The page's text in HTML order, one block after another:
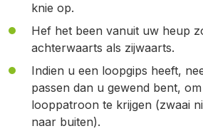
knie op.
Hef het been vanuit uw heup
achterwaarts als zijwaarts.
Indien u een loopgips heeft,
passen dan u gewend bent,
looppatroon te krijgen (zwaai
naar buiten).